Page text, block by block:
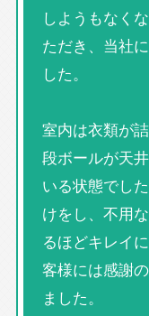
しようもなく
ただき、当社
した。
室内は衣類が
段ボールが天
いる状態でし
けをし、不用
るほどキレイ
客様には感謝
ました。